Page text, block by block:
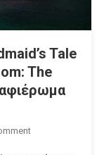
Tale
The
On